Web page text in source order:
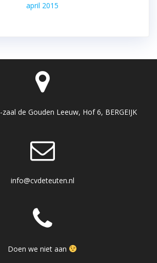
april 2015
de Gouden Leeuw, Hof 6, BERGEIJK
info@cvdeteuten.nl
Doen we niet aan